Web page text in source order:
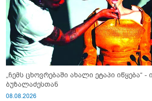
„ჩემს ცხოვრებაში ახალი ეტაპი იწყება“ -
ბუზალაძესთან
08.08.2026